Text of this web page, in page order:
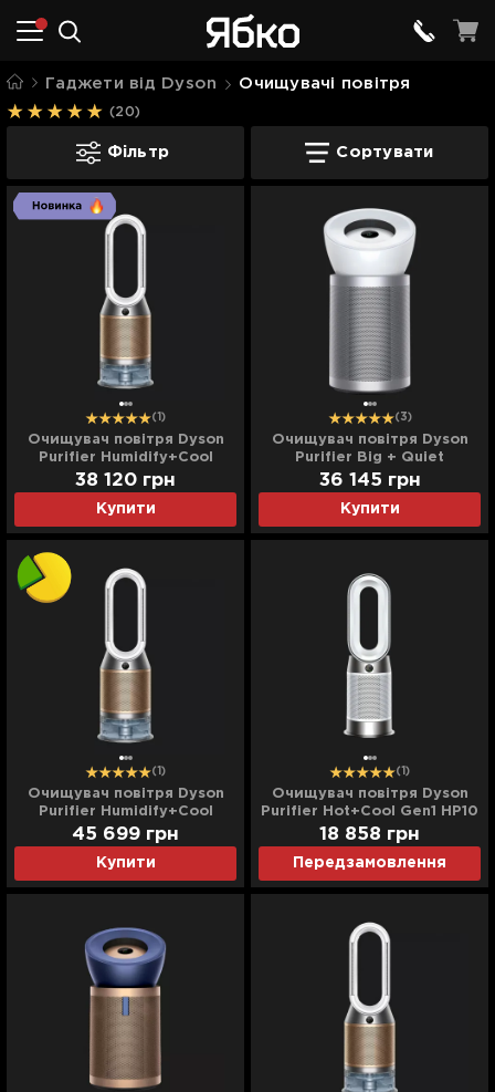
Гаджети від Dyson Очищувачі повітря
(20)
Очищувачі повітря
Фільтр Сортувати
(1)
Очищувач повітря Dyson
Purifier Humidify+Cool
PH05 PH2 De-NOx
(White/Gold)
Купити
38 120 грн
(3)
Очищувач повітря Dyson
Purifier Big + Quiet
Formaldehyde BP02
(Silver)
Купити
36 145 грн
(1)
Очищувач повітря Dyson
Purifier Humidify+Cool
PH05 PH2 De-NOx
(White/Gold) (Ultra)
Купити
45 699 грн
(1)
Очищувач повітря Dyson
Purifier Hot+Cool Gen1 HP10
(454857-01)
Передзамовлення
18 858 грн